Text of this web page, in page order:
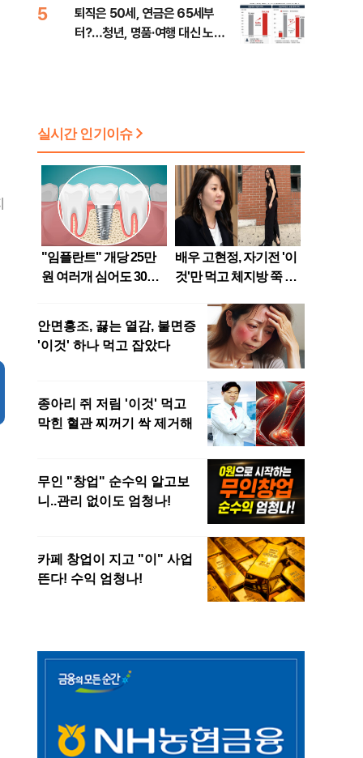
5
퇴직은 50세, 연금은 65세부
터?…청년, 명품·여행 대신 노후